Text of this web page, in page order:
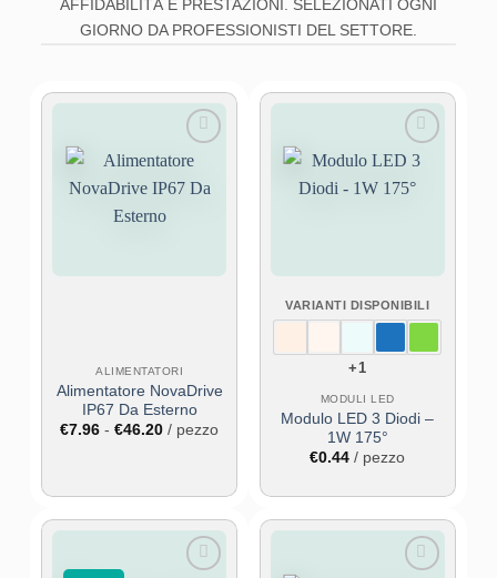
AFFIDABILITÀ E PRESTAZIONI. SELEZIONATI OGNI
GIORNO DA PROFESSIONISTI DEL SETTORE.
Aggiungi
dei
ALIMENTATORI
Alimentatore NovaDrive
IP67 Da Esterno
€7.96 - €46.20Fascia
a
€46.20
/ pezzo
Aggiungi
dei
VARIANTI DISPONIBILI
+1
MODULI LED
Modulo LED 3 Diodi –
1W 175°
€0.44 / pezzo